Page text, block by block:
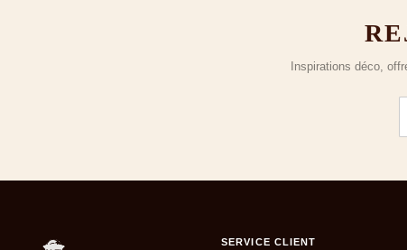
Inspirations déco,
SERVICE CLIENT